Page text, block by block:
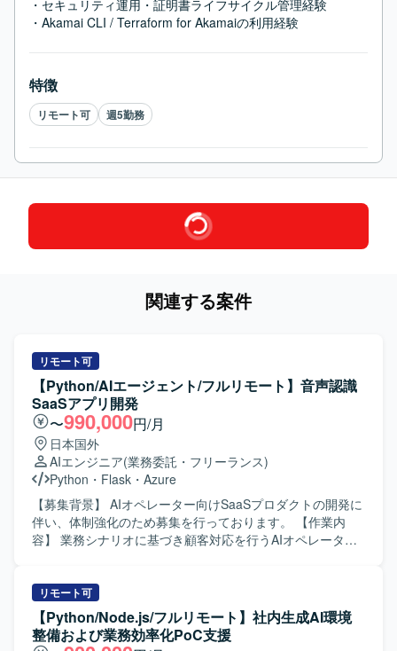
・セキュリティ運用・証明書ライフサイクル管理経験
・Akamai CLI / Terraform for Akamaiの利用経験
特徴
リモート可 週5勤務
関連する案件
リモート可
【Python/AIエージェント/フルリモート】音声認識
SaaSアプリ開発
〜990,000円/月
日本国外
AIエンジニア(業務委託・フリーランス)
Python ・ Flask ・ Azure
【募集背景】 AIオペレーター向けSaaSプロダクトの開発に
伴い、体制強化のため募集を行っております。 【作業内
容】 業務シナリオに基づき顧客対応を行うAIオペレーター
ェント開発を通じて最適な対話フローを構築していただき
ます。また、AIエージェントのタスク分解やツール連携、
ワークフロー設計、エージェント精度向上のための評価指
標設計や改善サイクル設計、RAG最適化などにも携わって
リモート可
【Python/Node.js/フルリモート】社内生成AI環境
整備および業務効率化PoC支援